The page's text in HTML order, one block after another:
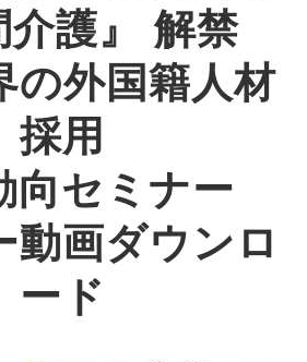
ム
介護』 解禁
の外国籍人材
採用
向セミナー
動画ダウンロ
ード